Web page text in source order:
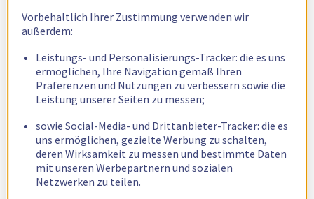
Vorbehaltlich Ihrer Zustimmung verwenden wir
außerdem:
Leistungs- und Personalisierungs-Tracker: die es uns
ermöglichen, Ihre Navigation gemäß Ihren
Präferenzen und Nutzungen zu verbessern sowie die
Leistung unserer Seiten zu messen;
sowie Social-Media- und Drittanbieter-Tracker: die es
uns ermöglichen, gezielte Werbung zu schalten,
deren Wirksamkeit zu messen und bestimmte Daten
mit unseren Werbepartnern und sozialen
Netzwerken zu teilen.